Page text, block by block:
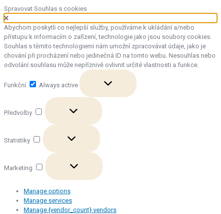
Spravovat Souhlas s cookies
Abychom poskytli co nejlepší služby, používáme k ukládání a/nebo
přístupu k informacím o zařízení, technologie jako jsou soubory cookies.
Souhlas s těmito technologiemi nám umožní zpracovávat údaje, jako je
chování při procházení nebo jedinečná ID na tomto webu. Nesouhlas nebo
odvolání souhlasu může nepříznivě ovlivnit určité vlastnosti a funkce.
Funkční
Always active
Předvolby
Předvolby
Statistiky
Statistiky
Marketing
Marketing
Manage options
Manage services
Manage {vendor_count} vendors